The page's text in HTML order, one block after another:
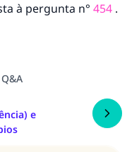
à pergunta n° 454 .
e